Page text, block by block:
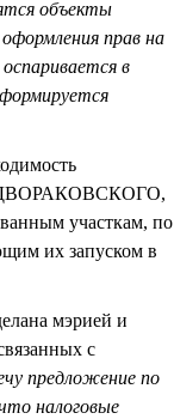
объекты
прав на
в
ДВОРАКОВСКОГО,
участкам, по
их запуском в
мэрией и
с
предложение по
налоговые